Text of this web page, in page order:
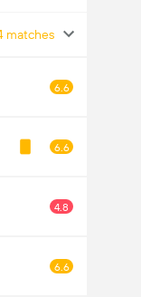
matches
6.6
6.6
4.8
6.6